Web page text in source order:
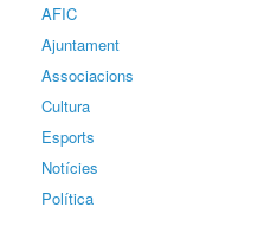
AFIC
Ajuntament
Associacions
Cultura
Esports
Notícies
Política